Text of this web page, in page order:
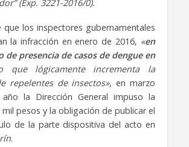
(Exp. 3221-2016/0).
que los inspectores gubernamentales
la infracción en enero de 2016, «en
de presencia de casos de dengue en
que lógicamente incrementa la
repelentes de insectos», en marzo
la Dirección General impuso la
pesos y la obligación de publicar el
de la parte dispositiva del acto en
.